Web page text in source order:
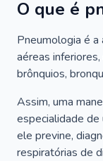
O que é
Pneumologia é a
aéreas
brônquios,
Assim, uma
especialidade
ele previne,
respiratórias de